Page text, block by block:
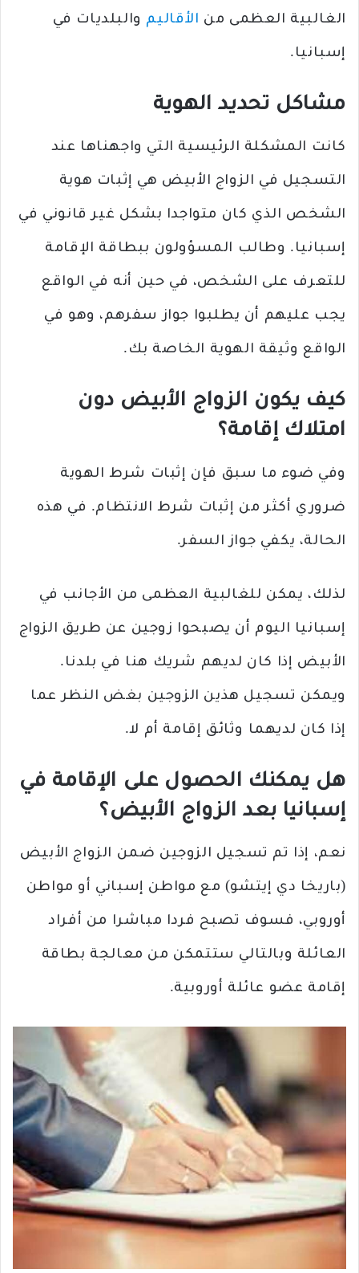
الغالبية العظمى من الأقاليم والبلديات في
إسبانيا.
مشاكل تحديد الهوية
كانت المشكلة الرئيسية التي واجهناها عند
التسجيل في الزواج الأبيض هي إثبات هوية
الشخص الذي كان متواجدا بشكل غير قانوني في
إسبانيا. وطالب المسؤولون ببطاقة الإقامة
للتعرف على الشخص، في حين أنه في الواقع
يجب عليهم أن يطلبوا جواز سفرهم، وهو في
الواقع وثيقة الهوية الخاصة بك.
كيف يكون الزواج الأبيض دون
امتلاك إقامة؟
وفي ضوء ما سبق فإن إثبات شرط الهوية
ضروري أكثر من إثبات شرط الانتظام. في هذه
الحالة، يكفي جواز السفر.
لذلك، يمكن للغالبية العظمى من الأجانب في
إسبانيا اليوم أن يصبحوا زوجين عن طريق الزواج
الأبيض إذا كان لديهم شريك هنا في بلدنا.
ويمكن تسجيل هذين الزوجين بغض النظر عما
إذا كان لديهما وثائق إقامة أم لا.
هل يمكنك الحصول على الإقامة في
إسبانيا بعد الزواج الأبيض؟
نعم، إذا تم تسجيل الزوجين ضمن الزواج الأبيض
(باريخا دي إيتشو) مع مواطن إسباني أو مواطن
أوروبي، فسوف تصبح فردا مباشرا من أفراد
العائلة وبالتالي ستتمكن من معالجة بطاقة
إقامة عضو عائلة أوروبية.